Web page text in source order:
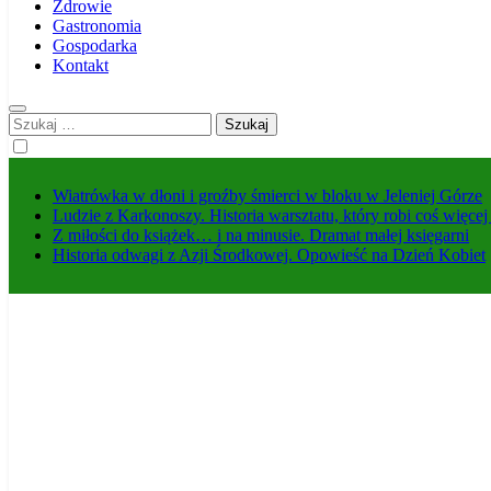
Zdrowie
Gastronomia
Gospodarka
Kontakt
Szukaj:
Wiatrówka w dłoni i groźby śmierci w bloku w Jeleniej Górze
Ludzie z Karkonoszy. Historia warsztatu, który robi coś
Z miłości do książek… i na minusie. Dramat małej księgarni
Historia odwagi z Azji Środkowej. Opowieść na Dzień Kobiet